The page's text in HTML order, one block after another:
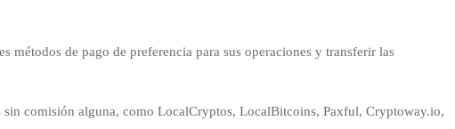
métodos de pago de preferencia para sus operaciones y transferir las
comisión alguna, como LocalCryptos, LocalBitcoins, Paxful, Cryptoway.io,